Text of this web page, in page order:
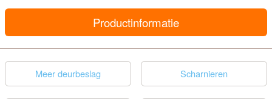
Productinformatie
Meer deurbeslag Scharnieren